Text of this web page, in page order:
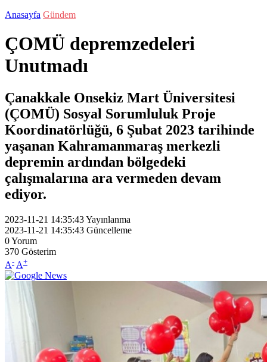
Anasayfa Gündem
ÇOMÜ depremzedeleri
Unutmadı
Çanakkale Onsekiz Mart Üniversitesi
(ÇOMÜ) Sosyal Sorumluluk Proje
Koordinatörlüğü, 6 Şubat 2023 tarihinde
yaşanan Kahramanmaraş merkezli
depremin ardından bölgedeki
çalışmalarına ara vermeden devam
ediyor.
2023-11-21 14:35:43Yayınlanma
2023-11-21 14:35:43 Güncelleme
0Yorum
370 Gösterim
A- A+